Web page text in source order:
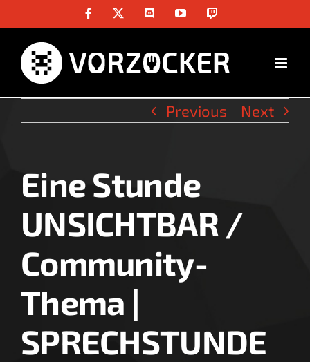
content
Facebook DiscordYouTube
Previous Next
View
Larger
Image
Eine Stunde
UNSICHTBAR /
Community-
Thema |
SPRECHSTUNDE